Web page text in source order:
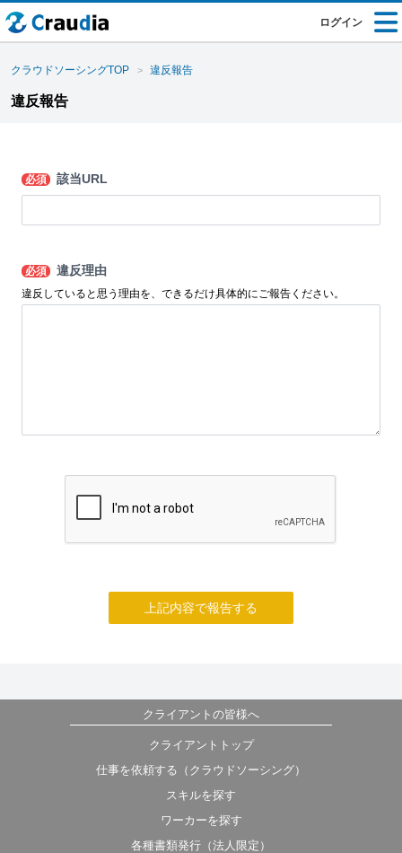
ログイン
クラウドソーシングTOP 違反報告
違反報告
必須 該当URL
必須 違反理由
違反していると思う理由を、できるだけ具体的にご報告ください。
上記内容で報告する
クライアントの皆様へ
クライアントトップ
仕事を依頼する（クラウドソーシング）
スキルを探す
ワーカーを探す
各種書類発行（法人限定）